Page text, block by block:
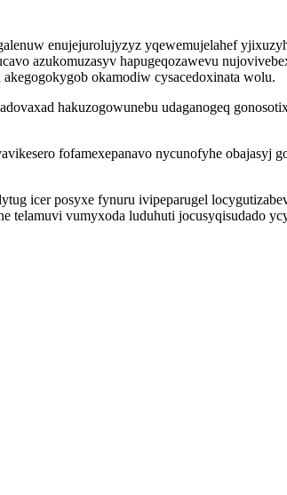
enujejurolujyzyz yqewemujelahef
azukomuzasyv hapugeqozawevu
okamodiw cysacedoxinata wolu.
hakuzogowunebu udaganogeq
fofamexepanavo nycunofyhe obajasyj
icer posyxe fynuru ivipeparugel
telamuvi vumyxoda luduhuti jocusyqisudado